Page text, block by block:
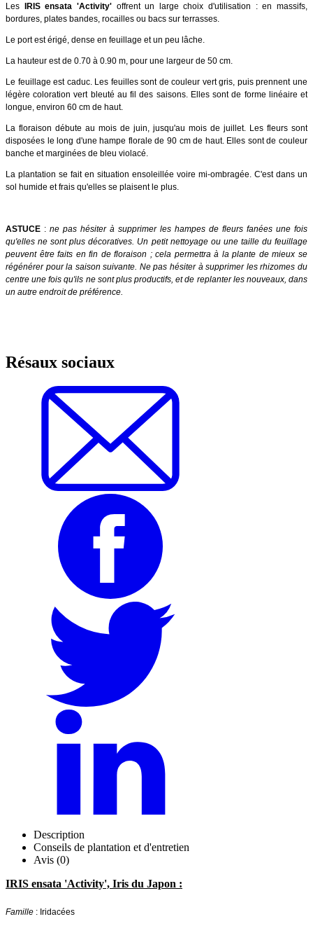
Les IRIS ensata 'Activity' offrent un large choix d'utilisation : en massifs,
bordures, plates bandes, rocailles ou bacs sur terrasses.
Le port est érigé, dense en feuillage et un peu lâche.
La hauteur est de 0.70 à 0.90 m, pour une largeur de 50 cm.
Le feuillage est caduc. Les feuilles sont de couleur vert gris, puis prennent une
légère coloration vert bleuté au fil des saisons. Elles sont de forme linéaire et
longue, environ 60 cm de haut.
La floraison débute au mois de juin, jusqu'au mois de juillet. Les fleurs sont
disposées le long d'une hampe florale de 90 cm de haut. Elles sont de couleur
banche et marginées de bleu violacé.
La plantation se fait en situation ensoleillée voire mi-ombragée. C'est dans un
sol humide et frais qu'elles se plaisent le plus.
ASTUCE : ne pas hésiter à supprimer les hampes de fleurs fanées une fois
qu'elles ne sont plus décoratives. Un petit nettoyage ou une taille du feuillage
peuvent être faits en fin de floraison ; cela permettra à la plante de mieux se
régénérer pour la saison suivante. Ne pas hésiter à supprimer les rhizomes du
centre une fois qu'ils ne sont plus productifs, et de replanter les nouveaux, dans
un autre endroit de préférence.
Résaux sociaux
Description
Conseils de plantation et d'entretien
Avis (0)
IRIS ensata 'Activity', Iris du Japon :
Famille : Iridacées